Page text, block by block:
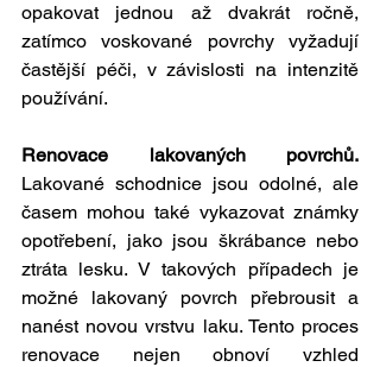
opakovat jednou až dvakrát ročně,
zatímco voskované povrchy vyžadují
častější péči, v závislosti na intenzitě
používání.
Lakované schodnice jsou odolné, ale
časem mohou také vykazovat známky
opotřebení, jako jsou škrábance nebo
ztráta lesku. V takových případech je
možné lakovaný povrch přebrousit a
nanést novou vrstvu laku. Tento proces
renovace nejen obnoví vzhled